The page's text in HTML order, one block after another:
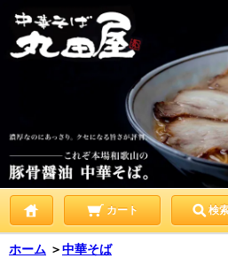
カート 検
ホーム ＞中華そば